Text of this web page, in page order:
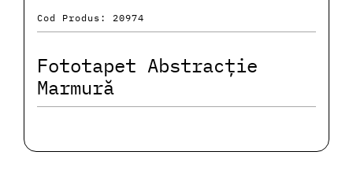
Cod Produs: 20974
Fototapet Abstracție
Marmură